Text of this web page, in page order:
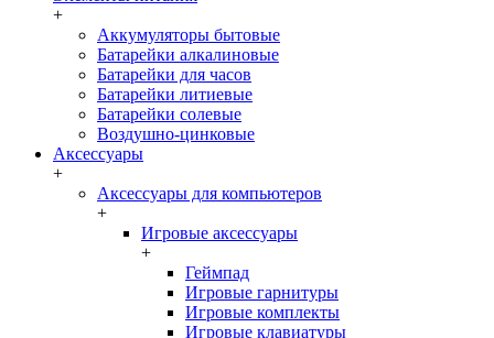
+
Аккумуляторы бытовые
Батарейки алкалиновые
Батарейки для часов
Батарейки литиевые
Батарейки солевые
Воздушно-цинковые
Аксессуары
+
Аксессуары для компьютеров
+
Игровые аксессуары
+
Геймпад
Игровые гарнитуры
Игровые комплекты
Игровые клавиатуры